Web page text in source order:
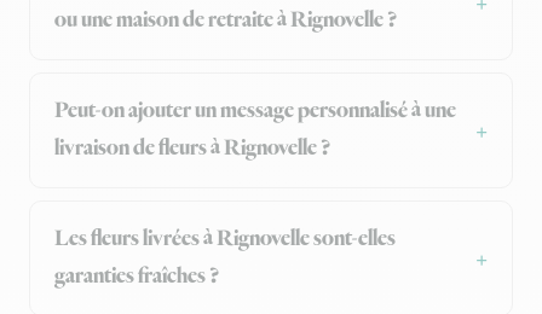
ou une maison de retraite à Rignovelle ?
Peut-on ajouter un message personnalisé à une
livraison de fleurs à Rignovelle ?
Les fleurs livrées à Rignovelle sont-elles
garanties fraîches ?